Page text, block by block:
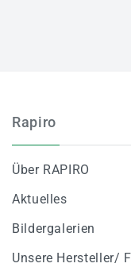
Rapiro
Über RAPIRO
Aktuelles
Bildergalerien
Unsere Hersteller/